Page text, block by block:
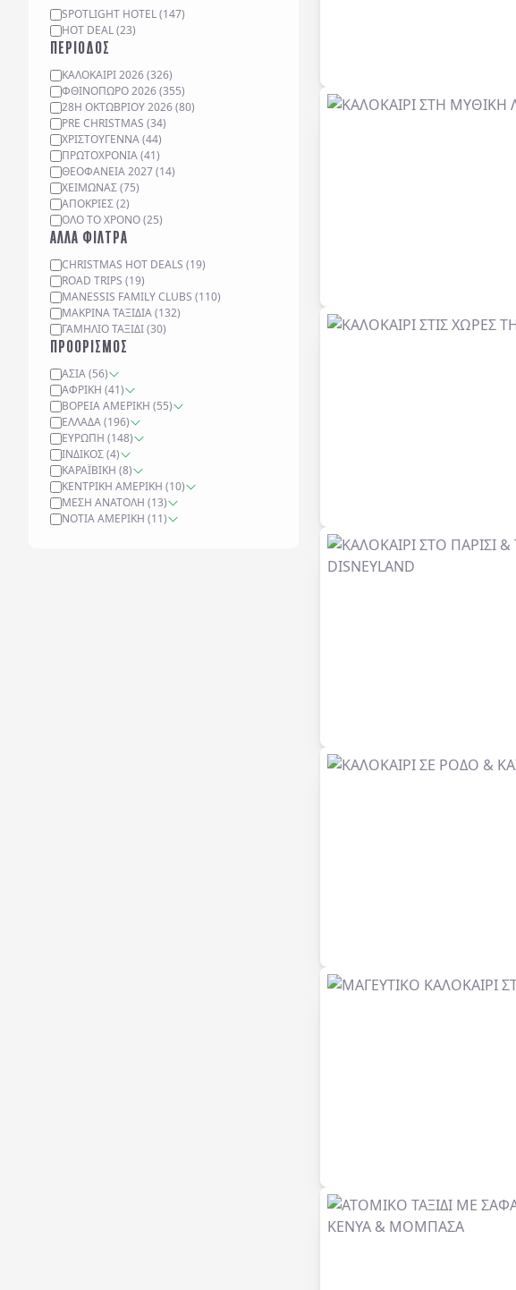
HOT DEAL(23)
SPOTLIGHT HOTEL(147)
ΠΕΡΙΟΔΟΣ
ΟΛΟ ΤΟ ΧΡΟΝΟ(25)
ΑΠΟΚΡΙΕΣ(2)
ΧΕΙΜΩΝΑΣ(75)
ΘΕΟΦΑΝΕΙΑ 2027(14)
ΠΡΩΤΟΧΡΟΝΙΑ(41)
ΧΡΙΣΤΟΥΓΕΝΝΑ(44)
PRE CHRISTMAS (34)
28Η ΟΚΤΩΒΡΙΟΥ 2026(80)
ΦΘΙΝΟΠΩΡΟ 2026(355)
ΚΑΛΟΚΑΙΡΙ 2026(326)
ΑΛΛΑ ΦΙΛΤΡΑ
ΓΑΜΉΛΙΟ ΤΑΞΊΔΙ(30)
ΜΑΚΡΙΝΆ ΤΑΞΊΔΙΑ(132)
MANESSIS FAMILY CLUBS (110)
ROAD TRIPS (19)
CHRISTMAS HOT DEALS (19)
ΠΡΟΟΡΙΣΜΟΣ
ΑΣΊΑ(56)
ΑΦΡΙΚΉ (41)
ΒΌΡΕΙΑ ΑΜΕΡΙΚΉ (55)
ΕΛΛΆΔΑ(196)
ΕΥΡΏΠΗ (148)
ΙΝΔΙΚΌΣ(4)
ΚΑΡΑΪΒΙΚΉ (8)
ΚΕΝΤΡΙΚΉ ΑΜΕΡΙΚΉ (10)
ΜΈΣΗ ΑΝΑΤΟΛΉ (13)
ΝΌΤΙΑ ΑΜΕΡΙΚΉ (11)